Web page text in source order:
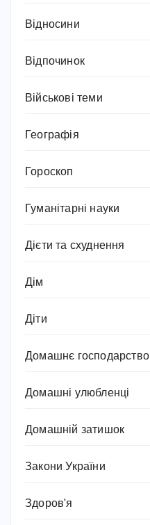
Відносини
Відпочинок
Військові теми
Географія
Гороскоп
Гуманітарні науки
Дієти та схуднення
Дім
Діти
Домашнє господарство
Домашні улюбленці
Домашній затишок
Закони України
Здоров'я